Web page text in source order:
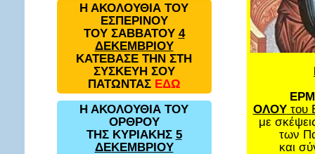
Η ΑΚΟΛΟΥΘΙΑ ΤΟΥ
ΕΣΠΕΡΙΝΟΥ
ΤΟΥ ΣΑΒΒΑΤΟΥ 4
ΔΕΚΕΜΒΡΙΟΥ
ΚΑΤΕΒΑΣΕ ΤΗΝ ΣΤΗ
ΣΥΣΚΕΥΗ ΣΟΥ
ΠΑΤΩΝΤΑΣ ΕΔΩ
Η ΑΚΟΛΟΥΘΙΑ ΤΟΥ
ΟΡΘΡΟΥ
ΤΗΣ ΚΥΡΙΑΚΗΣ 5
ΔΕΚΕΜΒΡΙΟΥ
ΟΛΟΥτου
με
των
και